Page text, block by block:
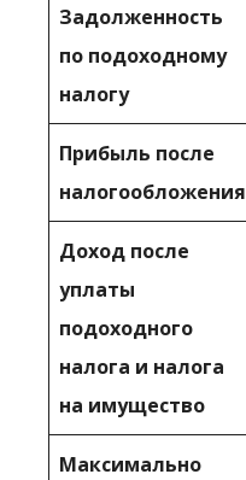
Задолженность
по подоходному
налогу
Прибыль после
налогообложения
Доход после
уплаты
подоходного
налога и налога
на имущество
Максимально